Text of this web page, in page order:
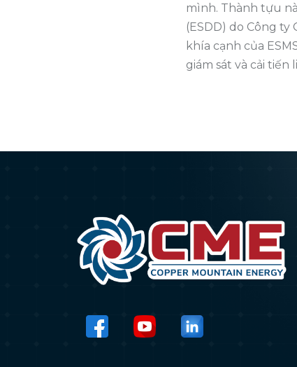
mình. Thành tựu
(ESDD) do Công ty
khía cạnh của
giám sát và cải tiến